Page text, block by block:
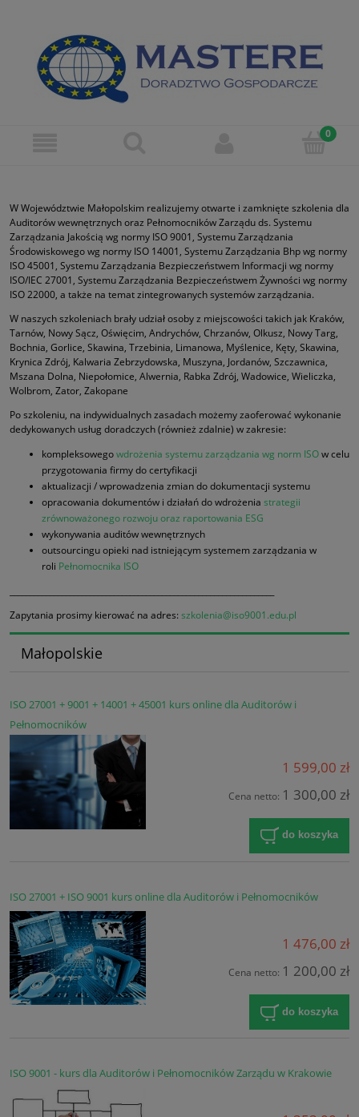
W Województwie Małopolskim realizujemy otwarte i zamknięte szkolenia dla
Auditorów wewnętrznych oraz Pełnomocników Zarządu ds. Systemu
Zarządzania Jakością wg normy ISO 9001, Systemu Zarządzania
Środowiskowego wg normy ISO 14001, Systemu Zarządzania Bhp wg normy
ISO 45001, Systemu Zarządzania Bezpieczeństwem Informacji wg normy
ISO/IEC 27001, Systemu Zarządzania Bezpieczeństwem Żywności wg normy
ISO 22000, a także na temat zintegrowanych systemów zarządzania.
W naszych szkoleniach brały udział osoby z miejscowości takich jak Kraków,
Tarnów, Nowy Sącz, Oświęcim, Andrychów, Chrzanów, Olkusz, Nowy Targ,
Bochnia, Gorlice, Skawina, Trzebinia, Limanowa, Myślenice, Kęty, Skawina,
Krynica Zdrój, Kalwaria Zebrzydowska, Muszyna, Jordanów, Szczawnica,
Mszana Dolna, Niepołomice, Alwernia, Rabka Zdrój, Wadowice, Wieliczka,
Wolbrom, Zator, Zakopane
Po szkoleniu, na indywidualnych zasadach możemy zaoferować wykonanie
dedykowanych usług doradczych (również zdalnie) w zakresie:
kompleksowegowdrożenia systemu zarządzania wg norm ISOw celu
przygotowania firmy do certyfikacji
aktualizacji / wprowadzenia zmian do dokumentacji systemu
opracowania dokumentów i działań do wdrożenia strategii
zrównoważonego rozwoju oraz raportowania ESG
wykonywania auditów wewnętrznych
outsourcingu opieki nad istniejącym systemem zarządzania w
roli Pełnomocnika ISO
Zapytania prosimy kierować na adres: szkolenia@iso9001.edu.pl
Małopolskie
ISO 27001 + 9001 + 14001 + 45001 kurs online dla Auditorów i
Pełnomocników
1 599,00 zł
Cena netto: 1 300,00 zł
do koszyka
ISO 27001 + ISO 9001 kurs online dla Auditorów i Pełnomocników
1 476,00 zł
Cena netto: 1 200,00 zł
do koszyka
ISO 9001 - kurs dla Auditorów i Pełnomocników Zarządu w Krakowie